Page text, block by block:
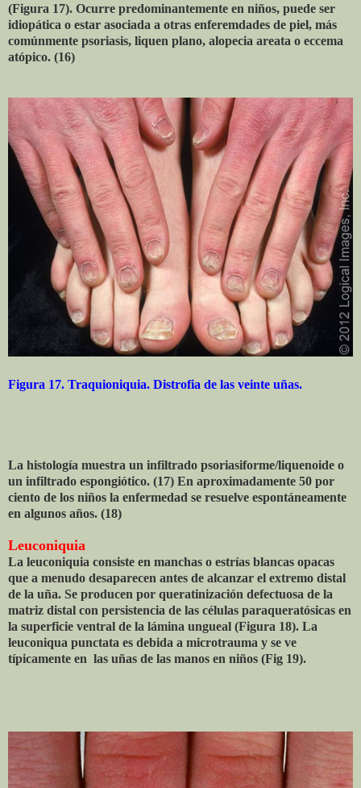
(Figura 17). Ocurre predominantemente en niños, puede ser
idiopática o estar asociada a otras enferemdades de piel, más
comúnmente psoriasis, liquen plano, alopecia areata o eccema
atópico. (16)
Figura 17. Traquioniquia. Distrofia de las veinte uñas.
La histología muestra un infiltrado psoriasiforme/liquenoide o
un infiltrado espongiótico. (17) En aproximadamente 50 por
ciento de los niños la enfermedad se resuelve espontáneamente
en algunos años. (18)
Leuconiquia
La leuconiquia consiste en manchas o estrías blancas opacas
que a menudo desaparecen antes de alcanzar el extremo distal
de la uña. Se producen por queratinización defectuosa de la
matriz distal con persistencia de las células paraqueratósicas en
la superficie ventral de la lámina ungueal (Figura 18). La
leuconiqua punctata es debida a microtrauma y se ve
típicamente en las uñas de las manos en niños (Fig 19).